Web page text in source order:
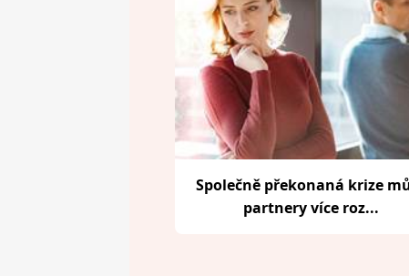
Společně překonaná krize
partnery více roz...